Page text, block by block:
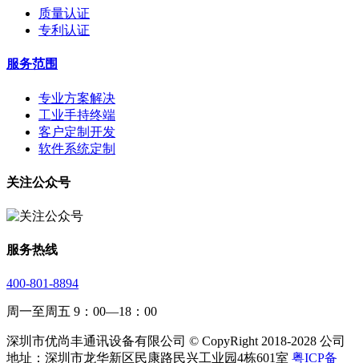
质量认证
专利认证
服务范围
专业方案解决
工业手持终端
客户定制开发
软件系统定制
关注公众号
服务热线
400-801-8894
周一至周五 9：00—18：00
深圳市优尚丰通讯设备有限公司 © CopyRight 2018-2028 公司
地址：深圳市龙华新区民康路民兴工业园4栋601室 粤ICP备